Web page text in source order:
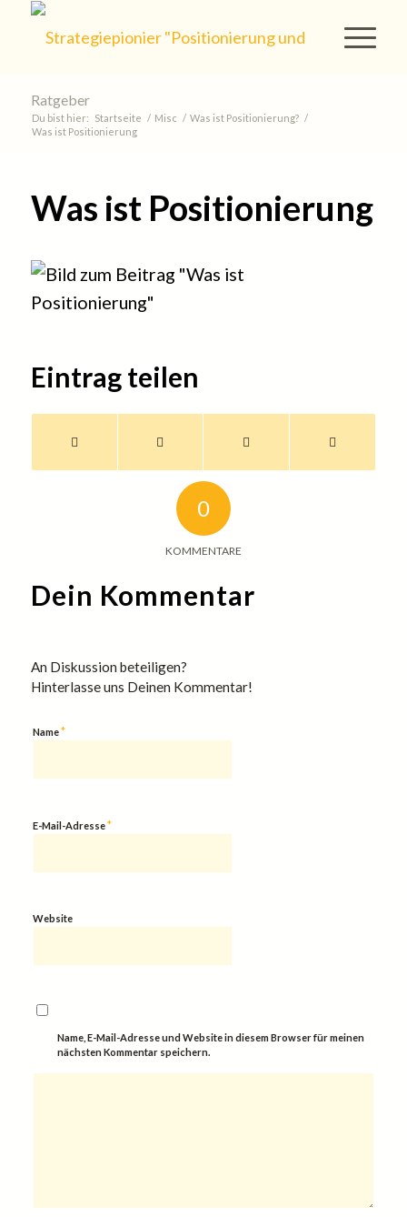
Ratgeber
Du bist hier: Startseite / Misc / Was ist Positionierung? /
Was ist Positionierung
Was ist Positionierung
Eintrag teilen
0
KOMMENTARE
Dein Kommentar
An Diskussion beteiligen?
Hinterlasse uns Deinen Kommentar!
Name*
E-Mail-Adresse*
Website
Name, E-Mail-Adresse und Website in diesem Browser für meinen
nächsten Kommentar speichern.